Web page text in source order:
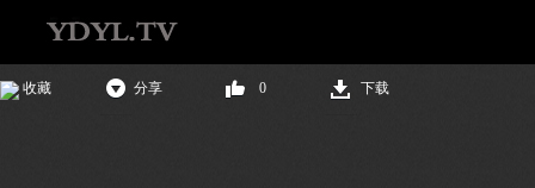
收藏 分享 0 下载